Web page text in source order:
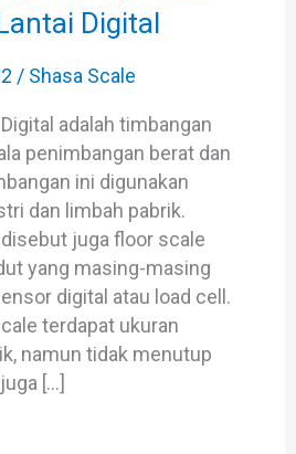
Digital
/ Shasa Scale
adalah timbangan
penimbangan berat dan
ini digunakan
dan limbah pabrik.
juga floor scale
yang masing-masing
digital atau load cell.
terdapat ukuran
namun tidak menutup
[…]